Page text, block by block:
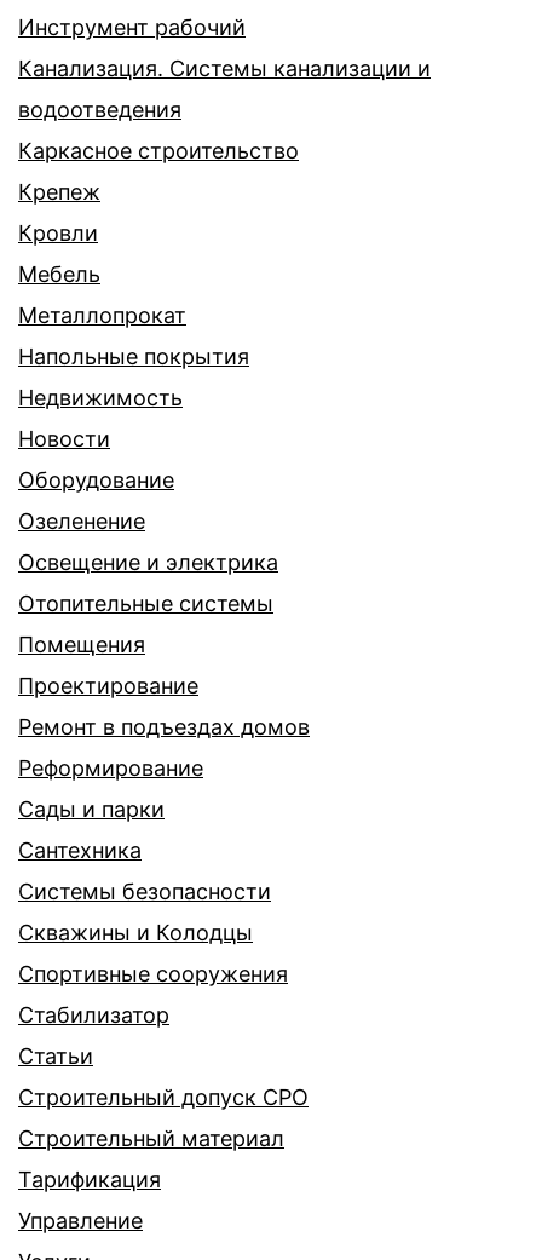
Инструмент рабочий
Канализация. Системы канализации и
водоотведения
Каркасное строительство
Крепеж
Кровли
Мебель
Металлопрокат
Напольные покрытия
Недвижимость
Новости
Оборудование
Озеленение
Освещение и электрика
Отопительные системы
Помещения
Проектирование
Ремонт в подъездах домов
Реформирование
Сады и парки
Сантехника
Системы безопасности
Скважины и Колодцы
Спортивные сооружения
Стабилизатор
Статьи
Строительный допуск СРО
Строительный материал
Тарификация
Управление